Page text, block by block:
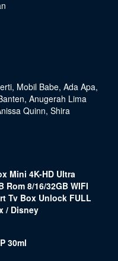
, Mobil Babe, Ada Apa,
, Anugerah Lima
Quinn, Shira
Mini 4K-HD Ultra
Rom 8/16/32GB WIFI
Tv Box Unlock FULL
/ Disney
30ml